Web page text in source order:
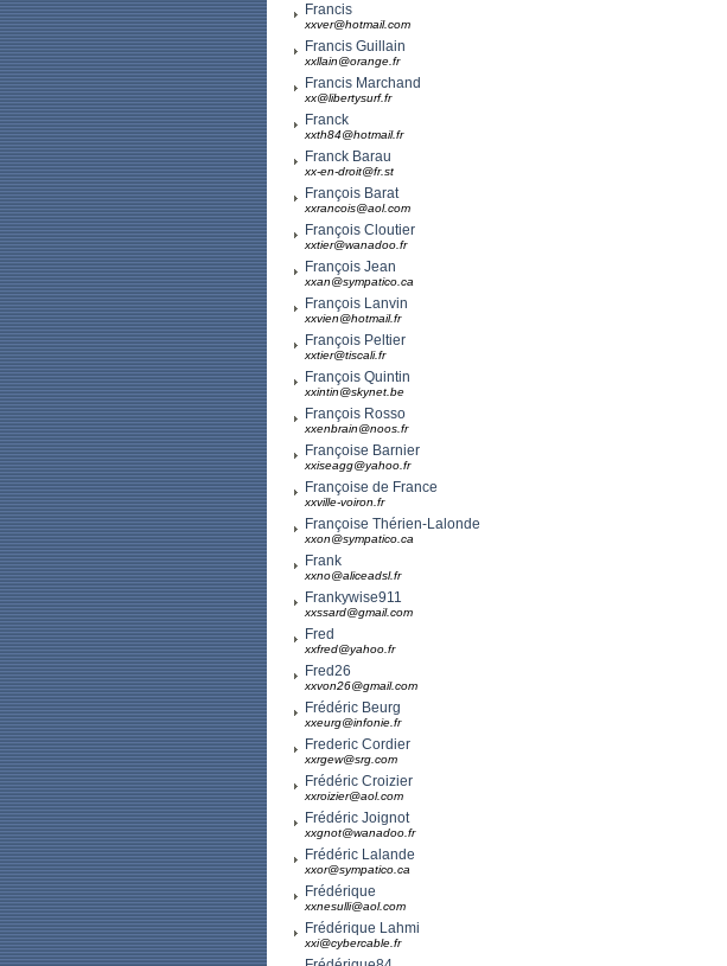
Francis
xxver@hotmail.com
Francis Guillain
xxllain@orange.fr
Francis Marchand
xx@libertysurf.fr
Franck
xxth84@hotmail.fr
Franck Barau
xx-en-droit@fr.st
François Barat
xxrancois@aol.com
François Cloutier
xxtier@wanadoo.fr
François Jean
xxan@sympatico.ca
François Lanvin
xxvien@hotmail.fr
François Peltier
xxtier@tiscali.fr
François Quintin
xxintin@skynet.be
François Rosso
xxenbrain@noos.fr
Françoise Barnier
xxiseagg@yahoo.fr
Françoise de France
xxville-voiron.fr
Françoise Thérien-Lalonde
xxon@sympatico.ca
Frank
xxno@aliceadsl.fr
Frankywise911
xxssard@gmail.com
Fred
xxfred@yahoo.fr
Fred26
xxvon26@gmail.com
Frédéric Beurg
xxeurg@infonie.fr
Frederic Cordier
xxrgew@srg.com
Frédéric Croizier
xxroizier@aol.com
Frédéric Joignot
xxgnot@wanadoo.fr
Frédéric Lalande
xxor@sympatico.ca
Frédérique
xxnesulli@aol.com
Frédérique Lahmi
xxi@cybercable.fr